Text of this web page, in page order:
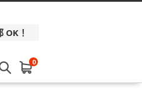
OK！
0